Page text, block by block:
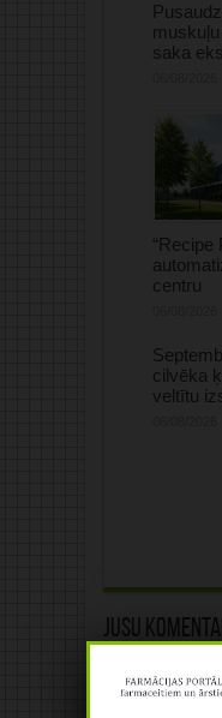
saka
“Recipe
centru
cilvēka
veltītu
Jūsu
Jūsu e-pasta